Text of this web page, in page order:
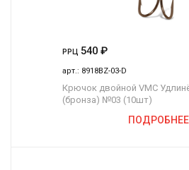
РРЦ 540 ₽
арт.: 8918BZ-03-D
Крючок двойной VMC
(бронза) №03 (10шт)
ПОДРОБНЕЕ